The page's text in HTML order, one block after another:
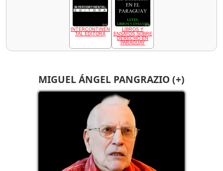
MIGUEL ÁNGEL PANGRAZIO (+)
INTERCONTINEN
TAL EDITORA
LIBROS Y
ENSAYOS SOBRE
DERECHO EN
PARAGUAY